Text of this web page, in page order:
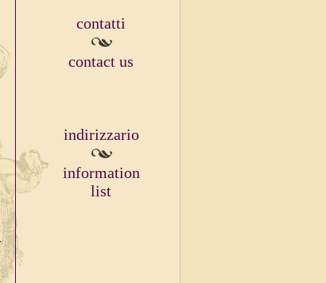
contatti
contact us
indirizzario
information
list